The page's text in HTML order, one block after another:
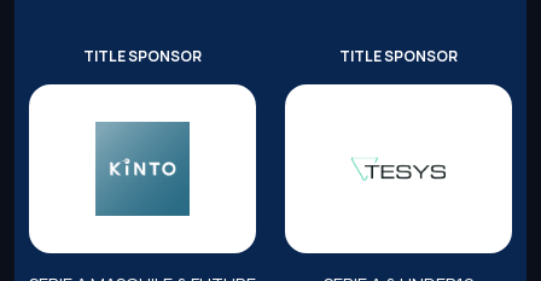
TITLE SPONSOR TITLE SPONSOR